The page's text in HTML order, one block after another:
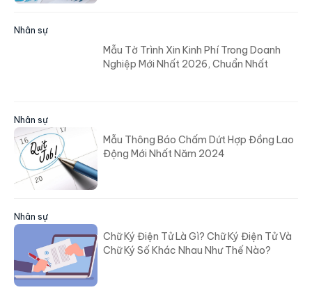
Nhân sự
Mẫu Tờ Trình Xin Kinh Phí Trong Doanh
Nghiệp Mới Nhất 2026, Chuẩn Nhất
Nhân sự
Mẫu Thông Báo Chấm Dứt Hợp Đồng Lao
Động Mới Nhất Năm 2024
Nhân sự
Chữ Ký Điện Tử Là Gì? Chữ Ký Điện Tử Và
Chữ Ký Số Khác Nhau Như Thế Nào?